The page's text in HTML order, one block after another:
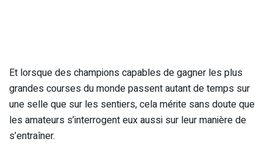
Et lorsque des champions capables de gagner les plus
grandes courses du monde passent autant de temps sur
une selle que sur les sentiers, cela mérite sans doute que
les amateurs s’interrogent eux aussi sur leur manière de
s’entraîner.